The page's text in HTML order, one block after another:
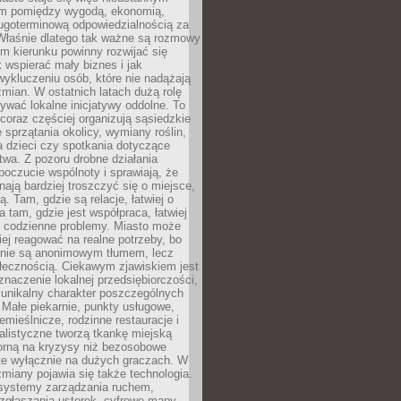
pomiędzy wygodą, ekonomią,
odpowiedzialnością za
dlatego tak ważne są rozmowy
kierunku powinny rozwijać się
mały biznes i jak
osób, które nie nadążają
W ostatnich latach dużą rolę
lokalne inicjatywy oddolne. To
częściej organizują sąsiedzkie
sprzątania okolicy, wymiany roślin,
dzieci czy spotkania dotyczące
Z pozoru drobne działania
wspólnoty i sprawiają, że
bardziej troszczyć się o miejsce,
Tam, gdzie są relacje, łatwiej o
tam, gdzie jest współpraca, łatwiej
problemy. Miasto może
reagować na realne potrzeby, bo
są anonimowym tłumem, lecz
Ciekawym zjawiskiem jest
lokalnej przedsiębiorczości,
charakter poszczególnych
piekarnie, punkty usługowe,
rodzinne restauracje i
tworzą tkankę miejską
na kryzysy niż bezosobowe
wyłącznie na dużych graczach. W
pojawia się także technologia.
zarządzania ruchem,